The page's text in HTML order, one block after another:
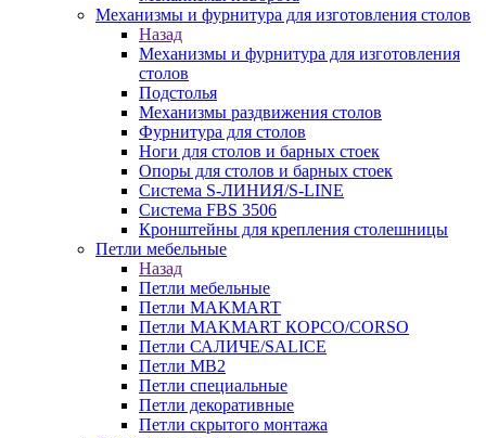
Механизмы и фурнитура для изготовления столов
Назад
Механизмы и фурнитура для изготовления
столов
Подстолья
Механизмы раздвижения столов
Фурнитура для столов
Ноги для столов и барных стоек
Опоры для столов и барных стоек
Система S-ЛИНИЯ/S-LINE
Система FBS 3506
Кронштейны для крепления столешницы
Петли мебельные
Назад
Петли мебельные
Петли MAKMART
Петли MAKMART КОРСО/CORSO
Петли САЛИЧЕ/SALICE
Петли MB2
Петли специальные
Петли декоративные
Петли скрытого монтажа